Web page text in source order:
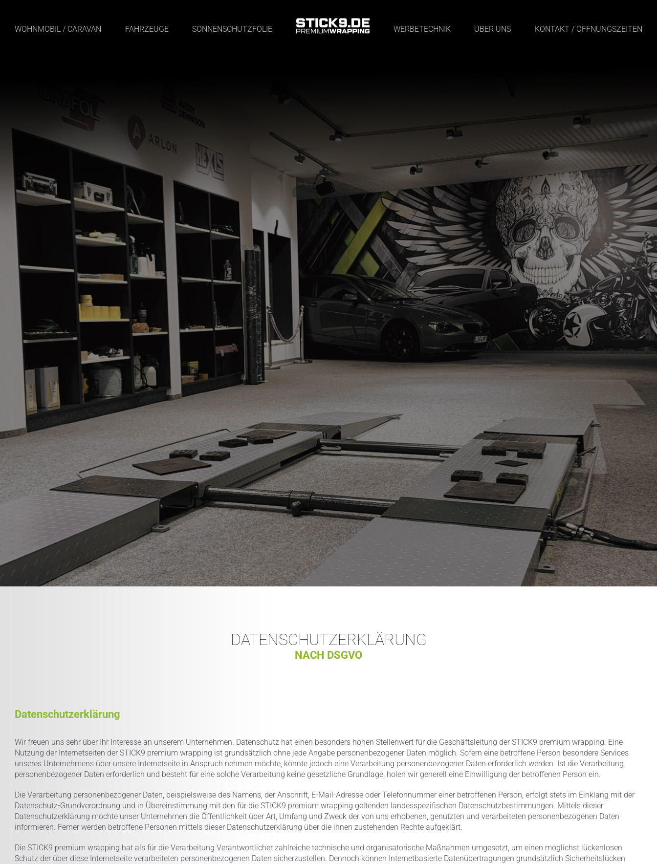
springenWOHNMOBIL / CARAVAN FAHRZEUGE SONNENSCHUTZFOLIE WERBETECHNIK ÜBER UNS KONTAKT / ÖFFNUNGSZEITEN
DATENSCHUTZERKLÄRUNG
NACH DSGVO
Datenschutzerklärung
Wir freuen uns sehr über Ihr Interesse an unserem Unternehmen. Datenschutz hat einen besonders hohen Stellenwert für die Geschäftsleitung der STICK9 premium wrapping. Eine
Nutzung der Internetseiten der STICK9 premium wrapping ist grundsätzlich ohne jede Angabe personenbezogener Daten möglich. Sofern eine betroffene Person besondere Services
unseres Unternehmens über unsere Internetseite in Anspruch nehmen möchte, könnte jedoch eine Verarbeitung personenbezogener Daten erforderlich werden. Ist die Verarbeitung
personenbezogener Daten erforderlich und besteht für eine solche Verarbeitung keine gesetzliche Grundlage, holen wir generell eine Einwilligung der betroffenen Person ein.
Die Verarbeitung personenbezogener Daten, beispielsweise des Namens, der Anschrift, E-Mail-Adresse oder Telefonnummer einer betroffenen Person, erfolgt stets im Einklang mit der
Datenschutz-Grundverordnung und in Übereinstimmung mit den für die STICK9 premium wrapping geltenden landesspezifischen Datenschutzbestimmungen. Mittels dieser
Datenschutzerklärung möchte unser Unternehmen die Öffentlichkeit über Art, Umfang und Zweck der von uns erhobenen, genutzten und verarbeiteten personenbezogenen Daten
informieren. Ferner werden betroffene Personen mittels dieser Datenschutzerklärung über die ihnen zustehenden Rechte aufgeklärt.
Die STICK9 premium wrapping hat als für die Verarbeitung Verantwortlicher zahlreiche technische und organisatorische Maßnahmen umgesetzt, um einen möglichst lückenlosen
Schutz der über diese Internetseite verarbeiteten personenbezogenen Daten sicherzustellen. Dennoch können Internetbasierte Datenübertragungen grundsätzlich Sicherheitslücken